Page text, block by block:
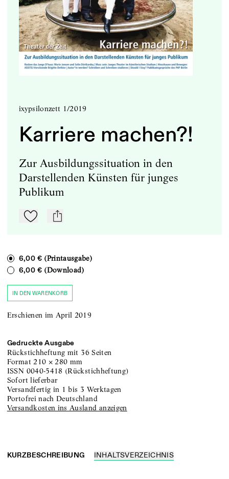
ixypsilonzett 1/2019
Karriere machen?!
Zur Ausbildungssituation in den
Darstellenden Künsten für junges
Publikum
Zu Mein-TdZ hinzufügen
mail
6,00 €(Printausgabe)
6,00 €(Download)
IN DEN WARENKORB
Erschienen im April 2019
Gedruckte Ausgabe
Rückstichheftung mit 36 Seiten
Format210 ×280 mm
ISSN 0040-5418 (Rückstichheftung)
sofort lieferbar
versandfertig in 1 bis 3 Werktagen
portofrei nach Deutschland
Versandkosten ins Ausland anzeigen
KURZBESCHREIBUNG INHALTSVERZEICHNIS